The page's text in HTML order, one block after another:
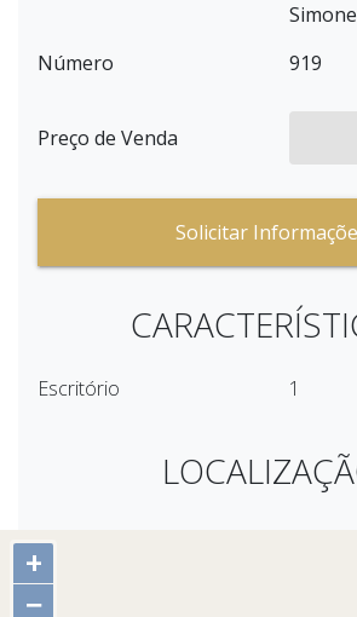
Número
919
Preço de Venda
Solicitar
Escritório 1
+
−